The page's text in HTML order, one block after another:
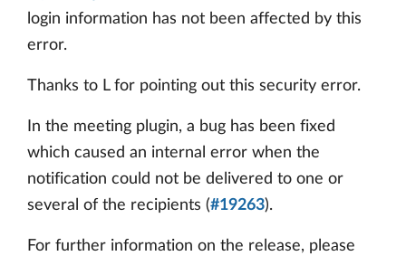
login information has not been affected by this
error.
Thanks to L for pointing out this security error.
In the meeting plugin, a bug has been fixed
which caused an internal error when the
notification could not be delivered to one or
several of the recipients (#19263).
For further information on the release, please